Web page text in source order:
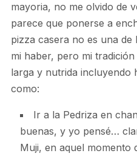
mayoria, no me olvido de
parece que ponerse a
pizza casera no es una de
mi haber, pero mi
larga y nutrida incluyendo
como:
Ir a la Pedriza en
buenas, y yo pensé…
Muji, en aquel momento